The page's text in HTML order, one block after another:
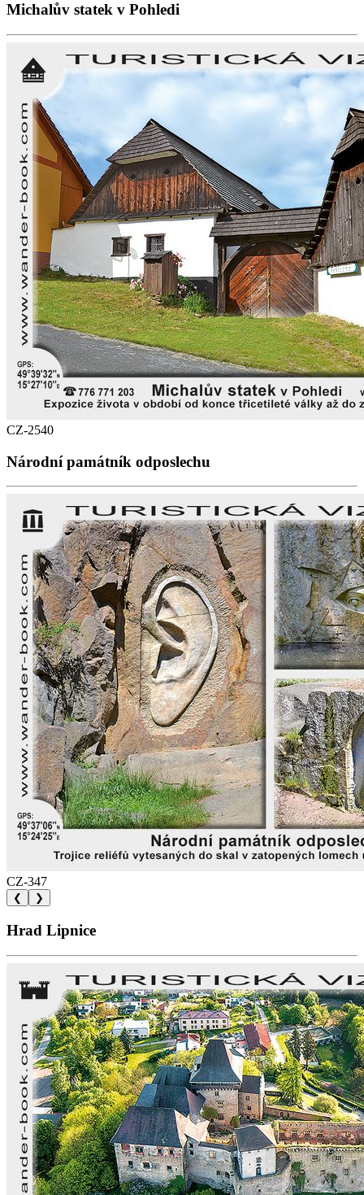
Michalův statek v Pohledi
CZ-2540
Národní památník odposlechu
CZ-347
❮ ❯
Hrad Lipnice